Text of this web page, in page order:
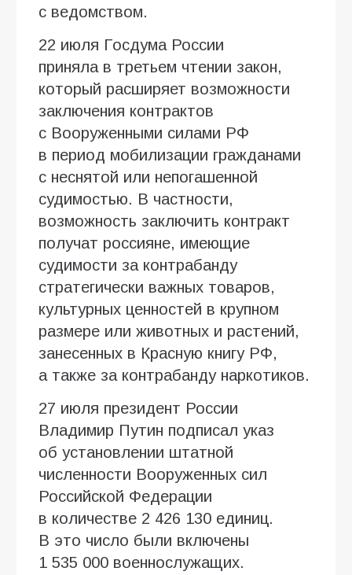
с ведомством.
22 июля Госдума России
приняла в третьем чтении закон,
который расширяет возможности
заключения контрактов
с Вооруженными силами РФ
в период мобилизации гражданами
с неснятой или непогашенной
судимостью. В частности,
возможность заключить контракт
получат россияне, имеющие
судимости за контрабанду
стратегически важных товаров,
культурных ценностей в крупном
размере или животных и растений,
занесенных в Красную книгу РФ,
а также за контрабанду наркотиков.
27 июля президент России
Владимир Путин подписал указ
об установлении штатной
численности Вооруженных сил
Российской Федерации
в количестве 2 426 130 единиц.
В это число были включены
1 535 000 военнослужащих.